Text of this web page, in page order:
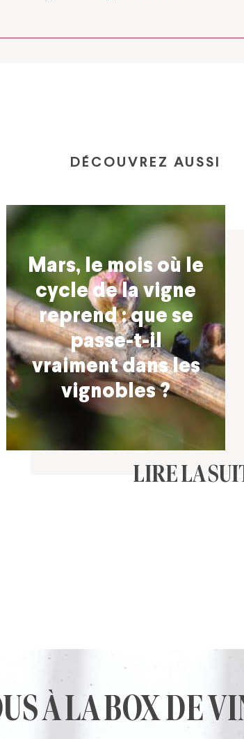
DÉCOUVREZ AUSSI
Mars, le mois où le
cycle de la vigne
reprend : que se
passe-t-il
vraiment dans les
vignobles ?
LIRE LA
À LA BOX DE